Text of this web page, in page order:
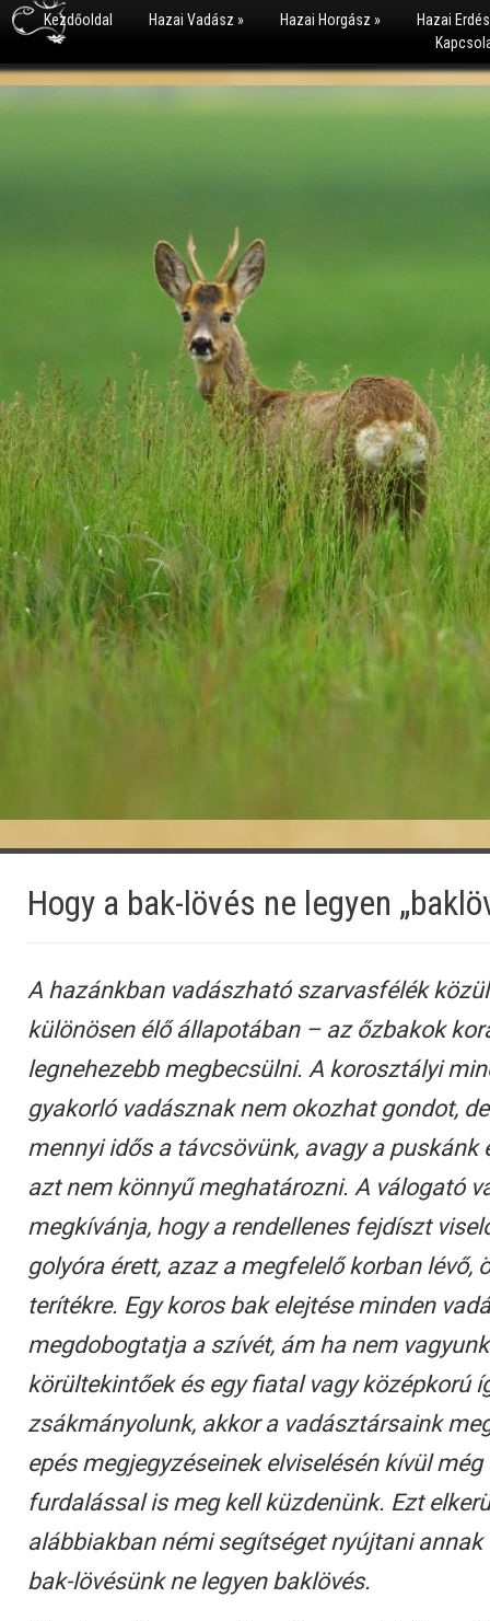
Kezdőoldal Hazai Vadász » Hazai Horgász »
Hazai
Hogy a bak-lövés ne legyen
A hazánkban vadászható szarvasfélék
különösen élő állapotában – az őzbakok
legnehezebb megbecsülni. A korosztályi
gyakorló vadásznak nem okozhat gondot,
mennyi idős a távcsövünk, avagy a puskánk
azt nem könnyű meghatározni. A válogató
megkívánja, hogy a rendellenes fejdíszt
golyóra érett, azaz a megfelelő korban lévő,
terítékre. Egy koros bak elejtése minden
megdobogtatja a szívét, ám ha nem
körültekintőek és egy fiatal vagy középkorú
zsákmányolunk, akkor a vadásztársaink
epés megjegyzéseinek elviselésén kívül
furdalással is meg kell küzdenünk. Ezt
alábbiakban némi segítséget nyújtani annak
bak-lövésünk ne legyen baklövés.